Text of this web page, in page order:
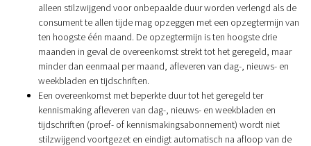
alleen stilzwijgend voor onbepaalde duur worden verlengd als de
consument te allen tijde mag opzeggen met een opzegtermijn van
ten hoogste één maand. De opzegtermijn is ten hoogste drie
maanden in geval de overeenkomst strekt tot het geregeld, maar
minder dan eenmaal per maand, afleveren van dag-, nieuws- en
weekbladen en tijdschriften.
Een overeenkomst met beperkte duur tot het geregeld ter
kennismaking afleveren van dag-, nieuws- en weekbladen en
tijdschriften (proef- of kennismakingsabonnement) wordt niet
stilzwijgend voortgezet en eindigt automatisch na afloop van de